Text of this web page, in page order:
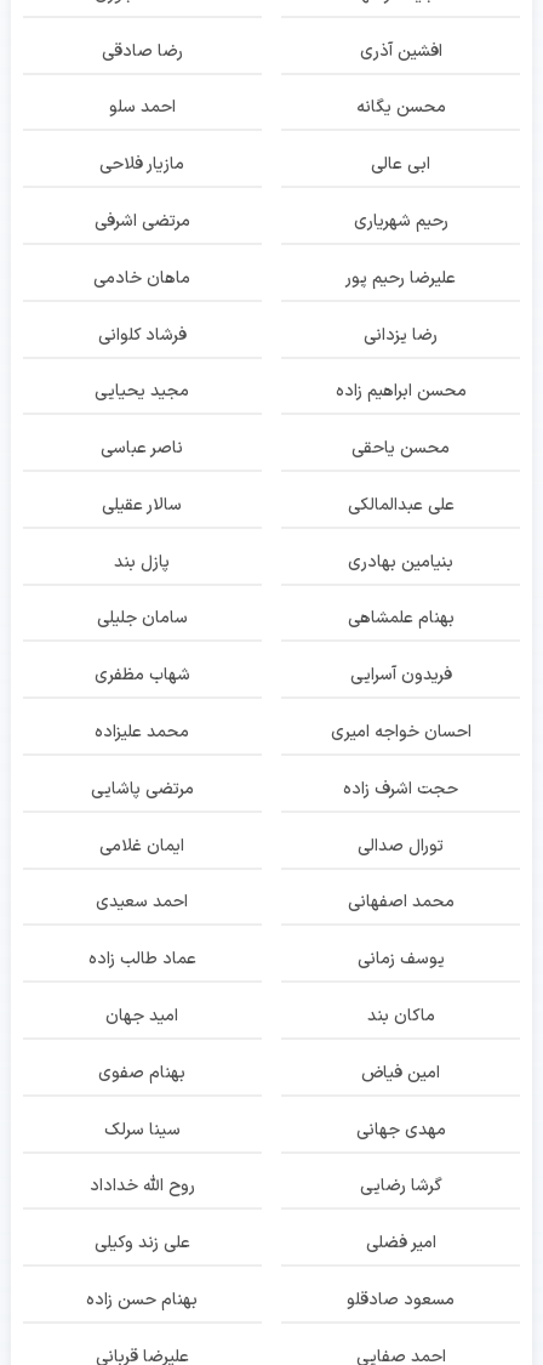
افشین آذری رضا صادقی
محسن یگانه احمد سلو
ابی عالی مازیار فلاحی
رحیم شهریاری مرتضی اشرفی
علیرضا رحیم پور ماهان خادمی
رضا یزدانی فرشاد کلوانی
محسن ابراهیم زاده مجید یحیایی
محسن یاحقی ناصر عباسی
علی عبدالمالکی سالار عقیلی
بنیامین بهادری پازل بند
بهنام علمشاهی سامان جلیلی
فریدون آسرایی شهاب مظفری
احسان خواجه امیری محمد علیزاده
حجت اشرف زاده مرتضی پاشایی
تورال صدالی ایمان غلامی
محمد اصفهانی احمد سعیدی
یوسف زمانی عماد طالب زاده
ماکان بند امید جهان
امین فیاض بهنام صفوی
مهدی جهانی سینا سرلک
گرشا رضایی روح الله خداداد
امیر فضلی علی زند وکیلی
مسعود صادقلو بهنام حسن زاده
احمد صفایی علیرضا قربانی